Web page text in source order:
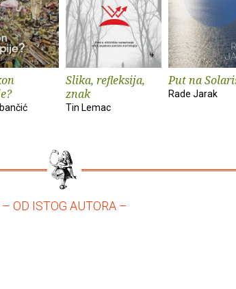
Slika, refleksija,
znak
Tin Lemac
Put na
Rade Jarak
– OD ISTOG AUTORA –